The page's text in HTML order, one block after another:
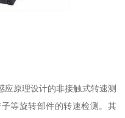
应原理设计的非接触式转速测
等旋转部件的转速检测。其